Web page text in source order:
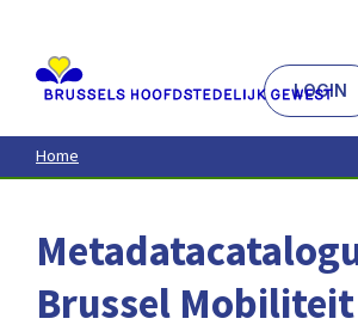
contenu
principal
LOGIN
Home
Brussel Mobiliteit